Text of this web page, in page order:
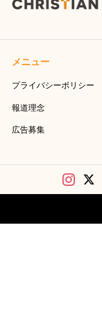
メニュー
プライバシーポリシー
報道理念
広告募集